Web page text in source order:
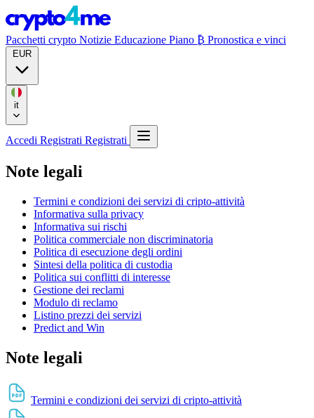
Pacchetti crypto Notizie Educazione Piano ₿ Pronostica e vinci
Accedi Registrati Registrati
Note legali
Termini e condizioni dei servizi di cripto-attività
Informativa sulla privacy
Informativa sui rischi
Politica commerciale non discriminatoria
Politica di esecuzione degli ordini
Sintesi della politica di custodia
Politica sui conflitti di interesse
Gestione dei reclami
Modulo di reclamo
Listino prezzi dei servizi
Predict and Win
Note legali
Termini e condizioni dei servizi di cripto-attività